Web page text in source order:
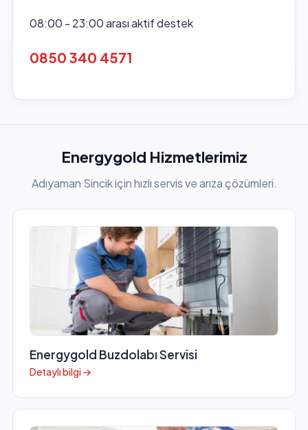
08:00 - 23:00 arası aktif destek
0850 340 4571
Energygold Hizmetlerimiz
Adıyaman Sincik için hızlı servis ve arıza çözümleri.
Energygold Buzdolabı Servisi
Detaylı bilgi →